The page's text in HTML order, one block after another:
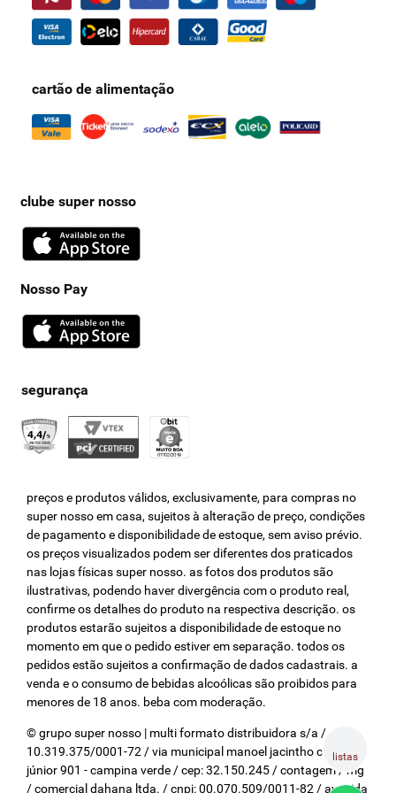
listas
você merece? E não só isso, temos também outros itens de cuidado
para o cabelo, comoshampoos, condicionadores, fixadores e
cartão de alimentação
clube super nosso
Nosso Pay
preços e produtos válidos, exclusivamente, para compras no
super nosso em casa, sujeitos à alteração de preço, condições
de pagamento e disponibilidade de estoque, sem aviso prévio.
os preços visualizados podem ser diferentes dos praticados
nas lojas físicas super nosso. as fotos dos produtos são
ilustrativas, podendo haver divergência com o produto real,
confirme os detalhes do produto na respectiva descrição. os
produtos estarão sujeitos a disponibilidade de estoque no
momento em que o pedido estiver em separação. todos os
pedidos estão sujeitos a confirmação de dados cadastrais. a
venda e o consumo de bebidas alcoólicas são proibidos para
menores de 18 anos. beba com moderação.
© grupo super nosso | multi formato distribuidora s/a / cnpj:
10.319.375/0001-72 / via municipal manoel jacintho coelho
júnior 901 - campina verde / cep: 32.150.245 / contagem / mg
/ comercial dahana ltda. / cnpj: 00.070.509/0011-82 / avenida